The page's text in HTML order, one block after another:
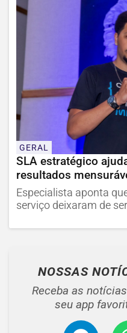
GERAL
SLA estratégico
resultados
Especialista aponta
serviço deixaram de
NOSSAS
Receba as
seu app